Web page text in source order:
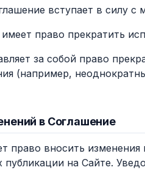
вступает в силу с
право прекратить
за собой право
(например,
в Соглашение
право вносить
на Сайте.